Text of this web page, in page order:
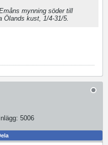
mynning söder till
Ölands kust, 1/4-31/5.
Inlägg: 5006